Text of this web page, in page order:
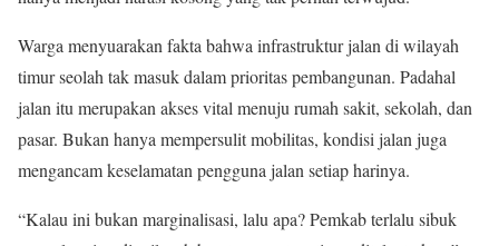
Warga menyuarakan fakta bahwa infrastruktur jalan di wilayah
timur seolah tak masuk dalam prioritas pembangunan. Padahal
jalan itu merupakan akses vital menuju rumah sakit, sekolah, dan
pasar. Bukan hanya mempersulit mobilitas, kondisi jalan juga
mengancam keselamatan pengguna jalan setiap harinya.
“Kalau ini bukan marginalisasi, lalu apa? Pemkab terlalu sibuk